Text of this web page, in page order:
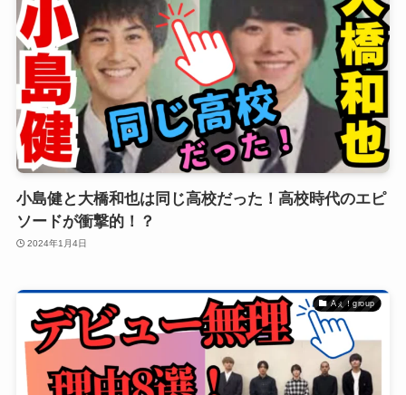
小島健と大橋和也は同じ高校だった！高校時代のエピ
ソードが衝撃的！？
2024年1月4日
Aぇ！group